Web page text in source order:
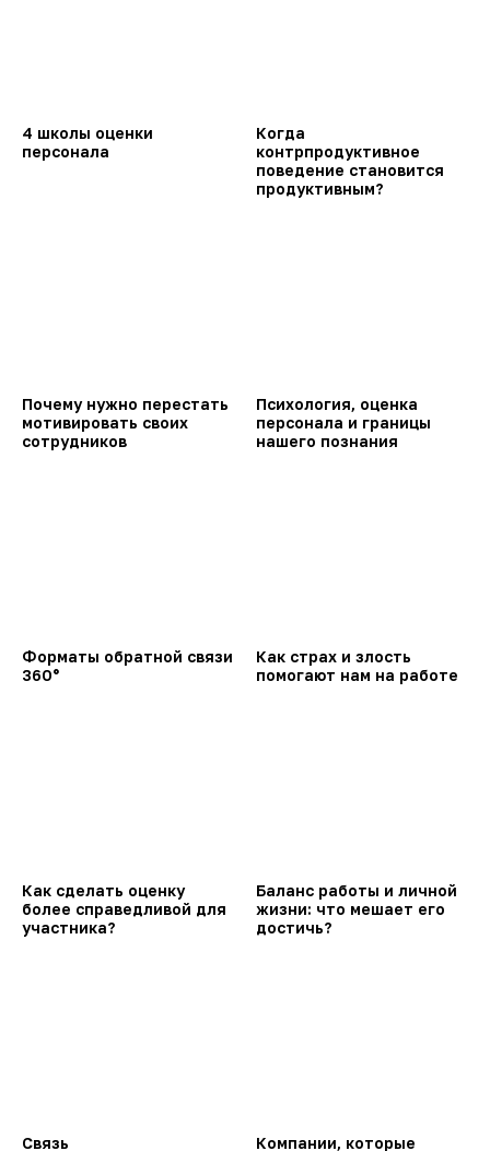
4 школы оценки
персонала
Когда
контрпродуктивное
поведение становится
продуктивным?
Почему нужно перестать
мотивировать своих
сотрудников
Психология, оценка
персонала и границы
нашего познания
Форматы обратной связи
360°
Как страх и злость
помогают нам на работе
Как сделать оценку
более справедливой для
участника?
Баланс работы и личной
жизни: что мешает его
достичь?
Связь
Компании, которые